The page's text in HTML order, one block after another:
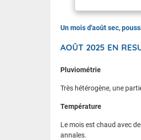
Un mois d'août sec,
AOÛT 2025 EN
Pluviométrie
Très hétérogène, une
Température
Le mois est chaud avec
annales.